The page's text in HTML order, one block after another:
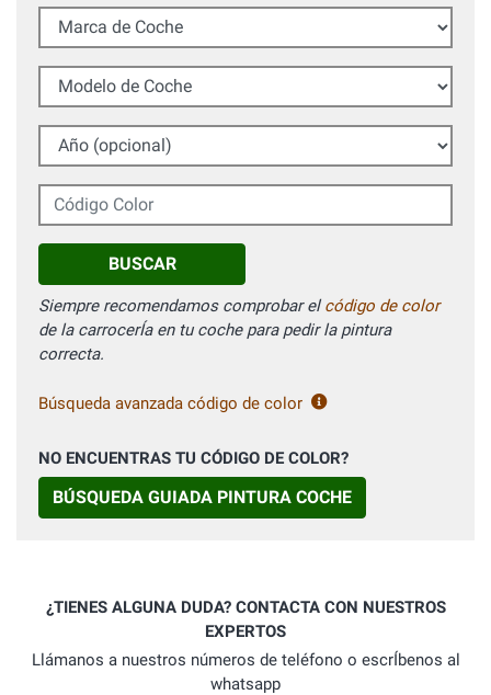
Marca de Coche
Modelo de Coche
Año (opcional)
Código Color
BUSCAR
Siempre recomendamos comprobar elcódigo de color
de la carrocerÍa en tu coche para pedir la pintura
correcta.
Búsqueda avanzada código de color
NO ENCUENTRAS TU CÓDIGO DE COLOR?
BÚSQUEDA GUIADA PINTURA COCHE
¿TIENES ALGUNA DUDA? CONTACTA CON NUESTROS
EXPERTOS
Llámanos a nuestros números de teléfono o escrÍbenos al
whatsapp